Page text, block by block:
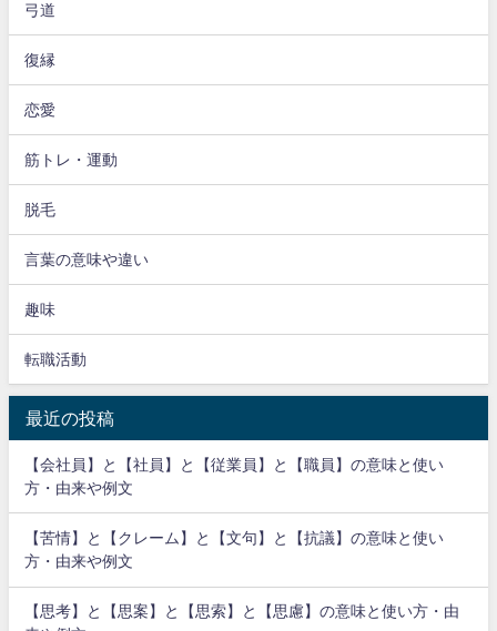
弓道
復縁
恋愛
筋トレ・運動
脱毛
言葉の意味や違い
趣味
転職活動
最近の投稿
【会社員】と【社員】と【従業員】と【職員】の意味と使い
方・由来や例文
【苦情】と【クレーム】と【文句】と【抗議】の意味と使い
方・由来や例文
【思考】と【思案】と【思索】と【思慮】の意味と使い方・由